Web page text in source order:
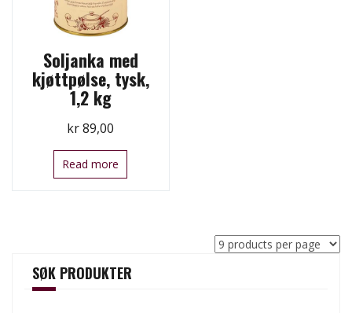
Soljanka med
kjøttpølse, tysk,
1,2 kg
kr89,00
Read more
SØK PRODUKTER